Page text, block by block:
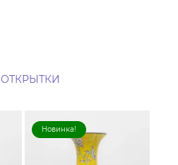
ОТКРЫТКИ
Новинка!